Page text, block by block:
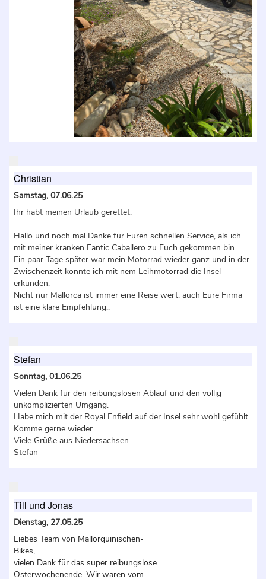
Christian
Samstag, 07.06.25
Ihr habt meinen Urlaub gerettet.
Hallo und noch mal Danke für Euren schnellen Service, als ich
mit meiner kranken Fantic Caballero zu Euch gekommen bin.
Ein paar Tage später war mein Motorrad wieder ganz und in der
Zwischenzeit konnte ich mit nem Leihmotorrad die Insel
erkunden.
Nicht nur Mallorca ist immer eine Reise wert, auch Eure Firma
ist eine klare Empfehlung..
Stefan
Sonntag, 01.06.25
Vielen Dank für den reibungslosen Ablauf und den völlig
unkomplizierten Umgang.
Habe mich mit der Royal Enfield auf der Insel sehr wohl gefühlt.
Komme gerne wieder.
Viele Grüße aus Niedersachsen
Stefan
Till und Jonas
Dienstag, 27.05.25
Liebes Team von Mallorquinischen-
Bikes,
vielen Dank für das super reibungslose
Osterwochenende. Wir waren vom